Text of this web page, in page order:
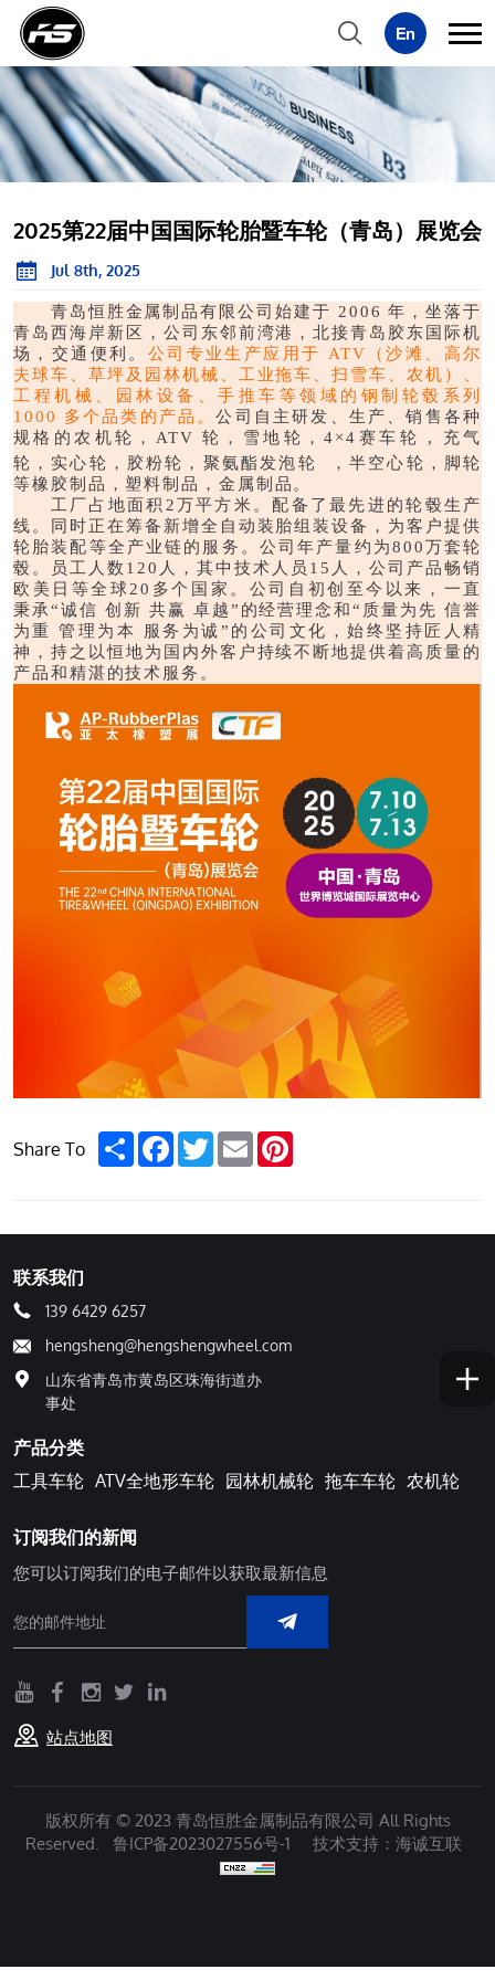
2025第22届中国国际轮胎暨车轮（青岛）展览会
Jul 8th, 2025
青岛恒胜金属制品有限公司始建于 2006 年，坐落于
青岛西海岸新区，公司东邻前湾港，北接青岛胶东国际机
场，交通便利。 公司专业生产应用于 ATV（沙滩、高尔
夫球车、草坪及园林机械、工业拖车、扫雪车、农机）、
工程机械、园林设备、手推车等领域的钢制轮毂系列
1000 多个品类的产品。公司自主研发、生产、销售各种
规格的农机轮，ATV 轮，雪地轮，4×4赛车轮 , 充气
轮，实心轮，胶粉轮，聚氨酯 发泡轮
，半空心轮，脚轮
等橡胶制品，塑料制品，金属制品。
工厂占地面积2万平方米。配备了最先进的轮毂生产
线。同时正在筹备新增全自动装胎组装设备，为客户提供
轮胎装配等全产业链的服务。公司年产量约为800万套轮
毂。员工人数120人，其中技术人员15人，公司产品畅销
欧美日等全球20多个国家。公司自初创至今以来，一直
秉承“诚信 创新 共赢 卓越”的经营理念和“质量为先 信誉
为重 管理为本 服务为诚”的公司文化，始终坚持匠人精
神，持之以恒地为国内外客户持续不断地提供着高质量的
产品和精湛的技术服务。
Share To ShareFacebook
TwitterEmail
联系我们
139 6429 6257
hengsheng@hengshengwheel.com
山东省青岛市黄岛区珠海街道办
事处
产品分类
工具车轮 ATV全地形车轮 园林机械轮 拖车车轮 农机轮
订阅我们的新闻
您可以订阅我们的电子邮件以获取最新信息
站点地图
版权所有 © 2023 青岛恒胜金属制品有限公司 All Rights
Reserved.
鲁ICP备2023027556号-1 技术支持：海诚互联